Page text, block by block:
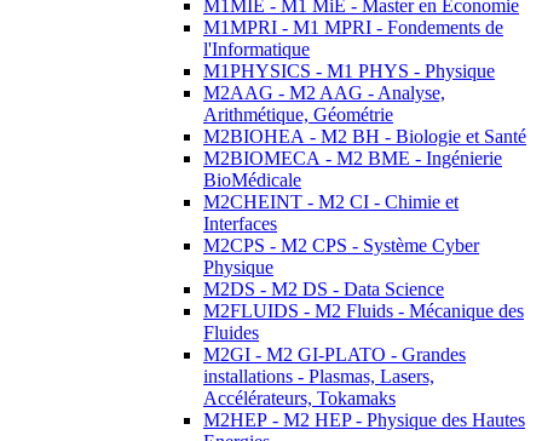
M1MIE - M1 MiE - Master en Economie
M1MPRI - M1 MPRI - Fondements de
l'Informatique
M1PHYSICS - M1 PHYS - Physique
M2AAG - M2 AAG - Analyse,
Arithmétique, Géométrie
M2BIOHEA - M2 BH - Biologie et Santé
M2BIOMECA - M2 BME - Ingénierie
BioMédicale
M2CHEINT - M2 CI - Chimie et
Interfaces
M2CPS - M2 CPS - Système Cyber
Physique
M2DS - M2 DS - Data Science
M2FLUIDS - M2 Fluids - Mécanique des
Fluides
M2GI - M2 GI-PLATO - Grandes
installations - Plasmas, Lasers,
Accélérateurs, Tokamaks
M2HEP - M2 HEP - Physique des Hautes